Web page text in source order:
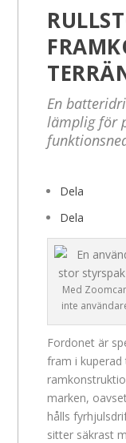
En
lämplig för
Dela
Dela
Med
inte
Fordonet är
fram i kuperad
marken,
hålls
sitter säkrast